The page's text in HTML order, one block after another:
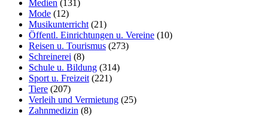
Medien (131)
Mode (12)
Musikunterricht (21)
Öffentl. Einrichtungen u. Vereine (10)
Reisen u. Tourismus (273)
Schreinerei (8)
Schule u. Bildung (314)
Sport u. Freizeit (221)
Tiere (207)
Verleih und Vermietung (25)
Zahnmedizin (8)